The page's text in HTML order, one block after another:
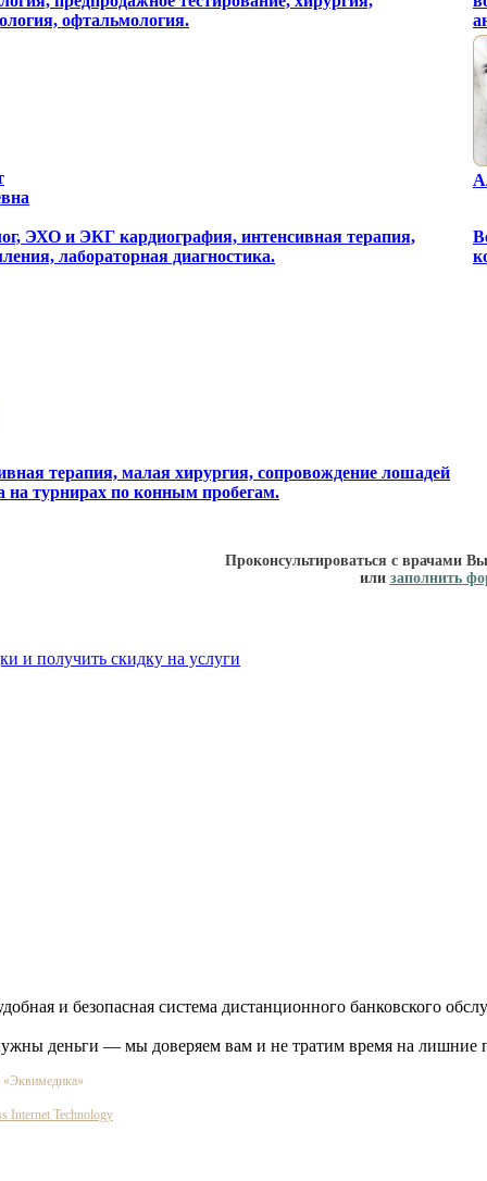
офтальмология.
ЭХО и ЭКГ кардиография, интенсивная терапия,
лабораторная диагностика.
терапия, малая хирургия, сопровождение лошадей
на турнирах по конным пробегам.
Проконсультироваться с врачами
или заполнить
и получить скидку на услуги
и безопасная система дистанционного банковского
деньги — мы доверяем вам и не тратим время на лишние
Internet Technology